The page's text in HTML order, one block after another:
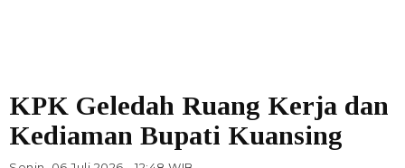
KPK Geledah Ruang Kerja dan
Kediaman Bupati Kuansing